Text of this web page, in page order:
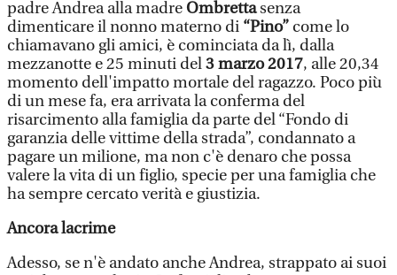
padre Andrea alla madre Ombrettasenza
dimenticare il nonno materno di “Pino” come lo
chiamavano gli amici, è cominciata da lì, dalla
mezzanotte e 25 minuti del3 marzo 2017, alle 20,34
momento dell'impatto mortale del ragazzo. Poco più
di un mese fa, era arrivata la conferma del
risarcimento alla famiglia da parte del “Fondo di
garanzia delle vittime della strada”, condannato a
pagare un milione, ma non c'è denaro che possa
valere la vita di un figlio, specie per una famiglia che
ha sempre cercato verità e giustizia.
Ancora lacrime
Adesso, se n'è andato anche Andrea, strappato ai suoi